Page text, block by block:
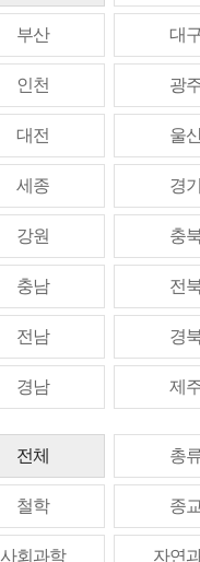
부산 대
인천 광
대전 울
세종 경기
강원 충
충남 전
전남 경
경남 제
전체 총
철학 종교
사회과학 자연